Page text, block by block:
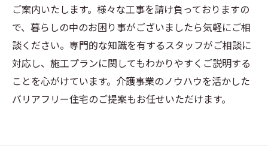
ご案内いたします。様々な工事を請け負っておりますの
で、暮らしの中のお困り事がございましたら気軽にご相
談ください。専門的な知識を有するスタッフがご相談に
対応し、施工プランに関してもわかりやすくご説明する
ことを心がけています。介護事業のノウハウを活かした
バリアフリー住宅のご提案もお任せいただけます。